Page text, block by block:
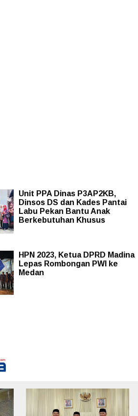
Unit PPA Dinas P3AP2KB,
Dinsos DS dan Kades Pantai
Labu Pekan Bantu Anak
Berkebutuhan Khusus
HPN 2023, Ketua DPRD Madina
Lepas Rombongan PWI ke
Medan